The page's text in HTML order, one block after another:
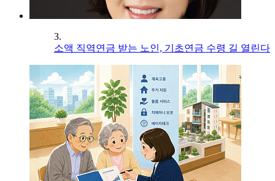
3.
소액 직역연금 받는 노인, 기초연금 수령 길 열린다